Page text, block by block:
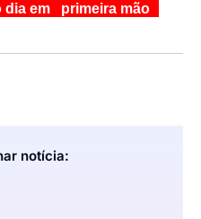
dia em primeira mão
notícia: